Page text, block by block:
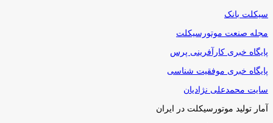
سیکلت بانک
مجله صنعت موتورسیکلت
پایگاه خبری کارآفرینی پرس
پایگاه خبری موفقیت شناسی
سایت محمدعلی نژادیان
آمار تولید موتورسیکلت در ایران